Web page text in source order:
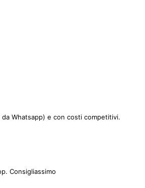
Whatsapp) e con costi competitivi.
Consigliassimo